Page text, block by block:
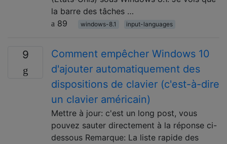
la barre des tâches …
89
windows-8.1 input-languages
9
Comment empêcher Windows 10
d'ajouter automatiquement des
dispositions de clavier (c'est-à-dire
un clavier américain)
Mettre à jour: c'est un long post, vous
pouvez sauter directement à la réponse ci-
dessous Remarque: La liste rapide des